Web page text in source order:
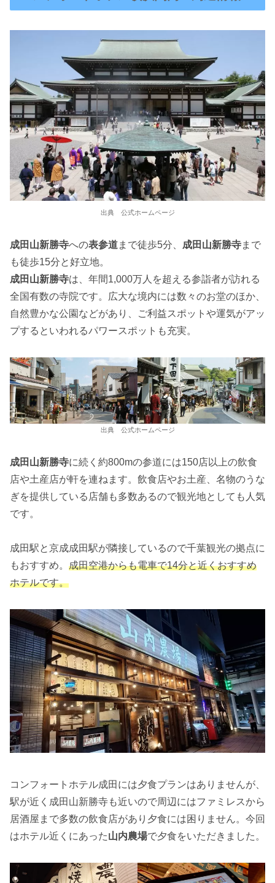
出典 公式ホームページ
成田山新勝寺への表参道まで徒歩5分、 成田山新勝寺まで
も徒歩15分と好立地。
成田山新勝寺は、年間1,000万人を超える参詣者が訪れる
全国有数の寺院です。広大な境内には数々のお堂のほか、
自然豊かな公園などがあり、ご利益スポットや運気がアッ
プするといわれるパワースポットも充実。
出典 公式ホームページ
成田山新勝寺に続く約800mの参道には150店以上の飲食
店や土産店が軒を連ねます。飲食店やお土産、名物のうな
ぎを提供している店舗も多数あるので観光地としても人気
です。
成田駅と京成成田駅が隣接しているので千葉観光の拠点に
もおすすめ。 成田空港からも電車で14分と近くおすすめ
ホテルです。
コンフォートホテル成田には夕食プランはありませんが、
駅が近く成田山新勝寺も近いので周辺にはファミレスから
居酒屋まで多数の飲食店があり夕食には困りません。今回
はホテル近くにあった山内農場で夕食をいただきました。